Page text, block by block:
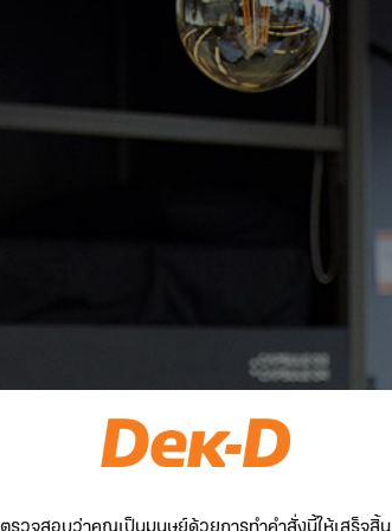
ตรวจสอบว่าคุณเป็นมนุษย์ด้วยการทำคำสั่งนี้ให้เสร็จสิ้น